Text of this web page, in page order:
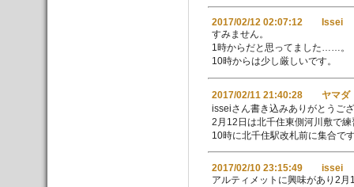
2017/02/12 02:07:12 Issei
すみません。
1時からだと思ってました……。
10時からは少し厳しいです。
2017/02/11 21:40:28 ヤマダ
isseiさん書き込みありがとうご
2月12日は北千住東側河川敷で
10時に北千住駅改札前に集合で
2017/02/10 23:15:49 issei
アルティメットに興味があり2